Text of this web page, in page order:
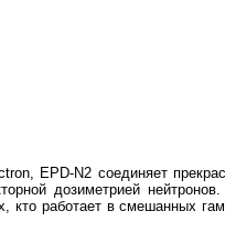
EPD-N2 соединяет
дозиметрией
кто работает в смешанных